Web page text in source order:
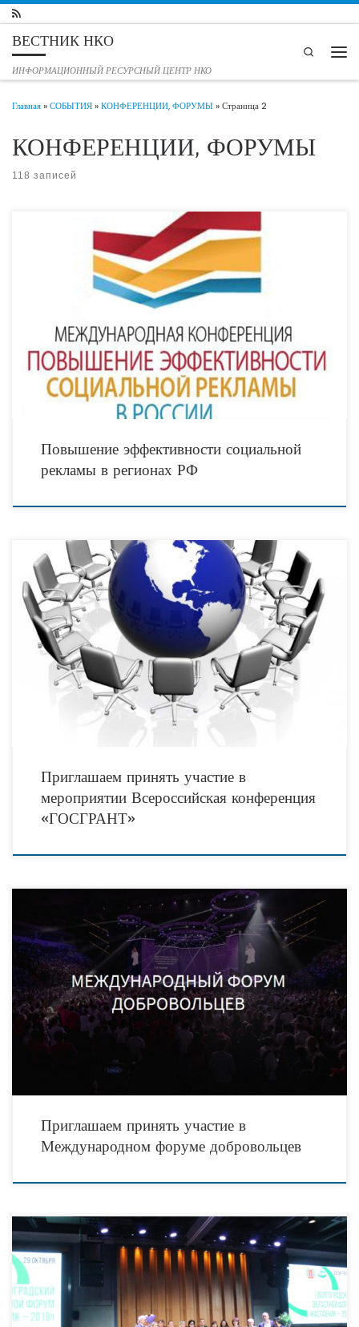
Перейти к содержимому
ВЕСТНИК НКО
ИНФОРМАЦИОННЫЙ РЕСУРСНЫЙ ЦЕНТР НКО
Search
Главная»СОБЫТИЯ»КОНФЕРЕНЦИИ, ФОРУМЫ»Страница 2
КОНФЕРЕНЦИИ, ФОРУМЫ
118 записей
Социальная реклама в эпоху digital станет главной темой обсуждения на
эксперты по социальной рекламе,
Повышение эффективности социальной
рекламы в регионах РФ
Приглашение Рады Вам сообщить, что 25 декабря 2019 года в г. Москве
состоится ежегодная Всероссийская конференция «ГОСГРАНТ», ставшая за
десять лет своего проведения эффективной площадкой для обсуждения
вопросов совершенствования системы
Приглашаем принять участие в
мероприятии Всероссийская конференция
«ГОСГРАНТ»
С 2 по 5 декабря в городе Сочи пройдёт Международный форум
добровольцев, который объединит 5 тысяч участников из России и зарубежных
стран. Мероприятие будет приурочено к Национальному
Приглашаем принять участие в
Международном форуме добровольцев
Организаторами мероприятия выступили областная общественная организация
«Волгоградский центр защиты и развития бизнеса «Дело» при поддержке